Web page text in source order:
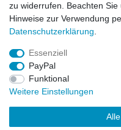
zu widerrufen. Beachten Sie
Hinweise zur Verwendung
Daten­schutz­erklärung
Essenziell
PayPal
Funktional
Weitere Einstellungen